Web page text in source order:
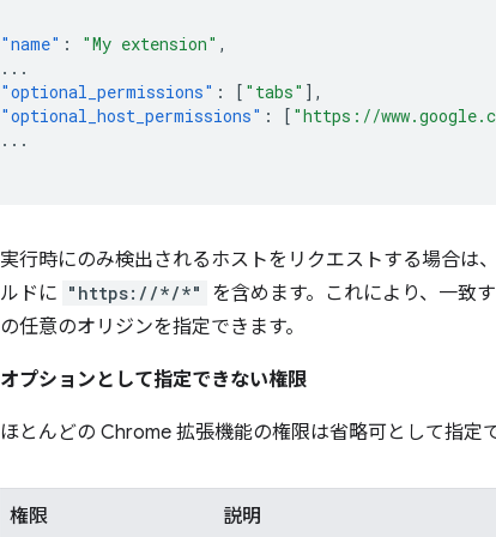
"name" : "My extension" ,
...
"optional_permissions" : [ "tabs" ],
"optional_host_permissions" : [ "https://
...
実行時にのみ検出されるホストをリクエストする場合は
ルドに "https://*/*" を含めます。これにより、一致
の任意のオリジンを指定できます。
オプションとして指定できない権限
ほとんどの Chrome 拡張機能の権限は省略可として指定
権限 説明